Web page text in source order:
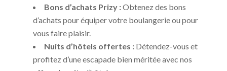
Bons d’achats Prizy :Obtenez des bons
d’achats pour équiper votre boulangerie ou pour
vous faire plaisir.
Nuits d’hôtels offertes :Détendez-vous et
profitez d’une escapade bien méritée avec nos